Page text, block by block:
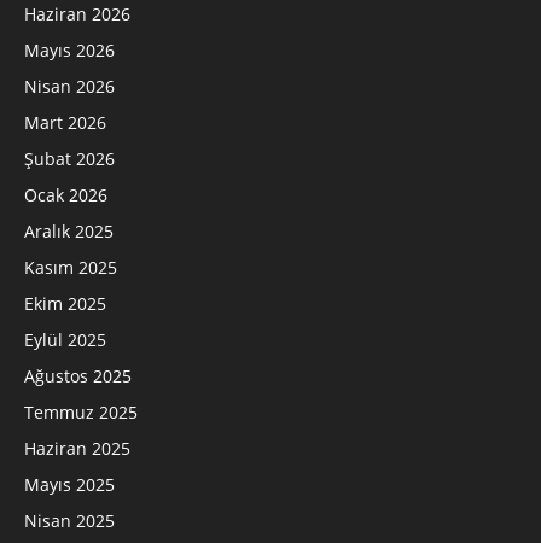
Haziran 2026
Mayıs 2026
Nisan 2026
Mart 2026
Şubat 2026
Ocak 2026
Aralık 2025
Kasım 2025
Ekim 2025
Eylül 2025
Ağustos 2025
Temmuz 2025
Haziran 2025
Mayıs 2025
Nisan 2025